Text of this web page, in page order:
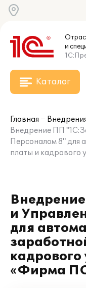
и
Каталог
Главная
Внедрение ПП
Персоналом 8" для
платы и
и
для
«Фирма